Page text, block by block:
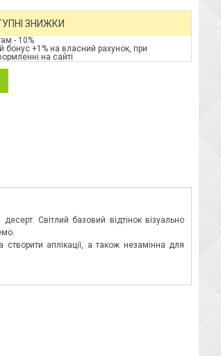
ЗНИЖКИ
- 10%
бонус +1% на власний рахунок, при
на сайті
Світлий базовий відтінок візуально
аплікації, а також незамінна для